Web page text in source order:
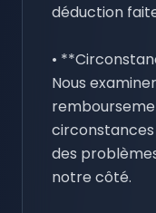
déduction
•
Nous
des
notre côté.